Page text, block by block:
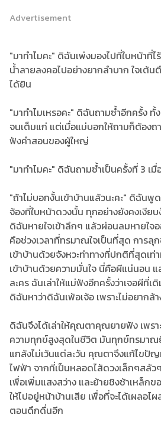
Advertisement
"มาทำไมคะ" ดิฉันเพ่งมองไปที่ใบหน้าที่
น้ำลายลงคอไปอย่างยากลำบาก ใจเต้
ได้ยิน
"มาทำไมเหรอคะ" ดิฉันถามซ้ำอีกครั้ง ทั้
จนเต็มแก่ แต่เมื่อแม่บอกให้ถามก็ต้องถ
ฟังคำสอนของผู้ใหญ่
"มาทำไมคะ" ดิฉันถามซ้ำเป็นครั้งที่ 3 เ
"ถ้าไม่บอกงั้นเข้าบ้านแล้วนะคะ" ดิฉันพู
จ้องที่ใบหน้าดวงนั้น ทุกอย่างยังคงเงียบ
ดิฉันหายใจเข้าลึกๆ แล้วผ่อนลมหายใจ
คือช่วงเวลาที่ทรมาณใจเป็นที่สุด การลุ
เข้าบ้านด้วยจังหวะท่าทางที่ปกติที่สุดเท่
เข้าบ้านด้วยความมั่นใจ นี่คือผีแน่นอน แ
ละคร ฉันเล่าให้แม่ฟังอีกครั้งว่าเจอผีที่
ดิฉันหาว่าดิฉันเพ้อเจ้อ เพราะไม่อยากล้
ดิฉันจึงได้เล่าให้คุณตาคุณยายฟัง เพรา
ความทุกข์สูงสุดในชีวิต มันทุกข์ทรมาณ
แกล้งไม่เว้นแต่ละวัน คุณตาจึงแก้ไขปั
ไฟฟ้า จากที่เป็นหลอดไส้ดวงเล็กๆสลั
เพื่อเพิ่มแสงสว่าง และย้ายชิงช้าเหล็ก
ให้ไปอยู่หน้าบ้านเสีย เพื่อที่จะได้เผลอไ
ตอนดึกดื่นอีก